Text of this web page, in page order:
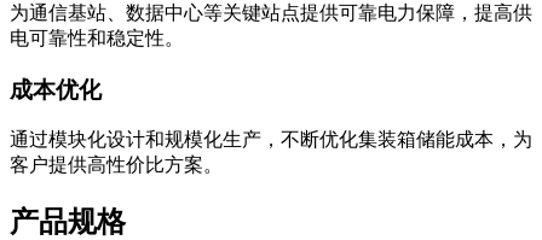
为通信基站、数据中心等关键站点提供可靠电力保障，提高供
电可靠性和稳定性。
成本优化
通过模块化设计和规模化生产，不断优化集装箱储能成本，为
客户提供高性价比方案。
产品规格